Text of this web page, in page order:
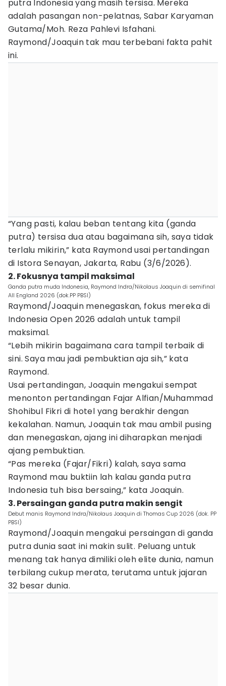
putra Indonesia yang masih tersisa. Mereka
adalah pasangan non-pelatnas, Sabar Karyaman
Gutama/Moh. Reza Pahlevi Isfahani.
Raymond/Joaquin tak mau terbebani fakta pahit
ini.
“Yang pasti, kalau beban tentang kita (ganda
putra) tersisa dua atau bagaimana sih, saya tidak
terlalu mikirin,” kata Raymond usai pertandingan
di Istora Senayan, Jakarta, Rabu (3/6/2026).
2. Fokusnya tampil maksimal
Ganda putra muda Indonesia, Raymond Indra/Nikolaus Joaquin di semifinal
All England 2026 (dok.PP PBSI)
Raymond/Joaquin menegaskan, fokus mereka di
Indonesia Open 2026 adalah untuk tampil
maksimal.
“Lebih mikirin bagaimana cara tampil terbaik di
sini. Saya mau jadi pembuktian aja sih,” kata
Raymond.
Usai pertandingan, Joaquin mengakui sempat
menonton pertandingan Fajar Alfian/Muhammad
Shohibul Fikri di hotel yang berakhir dengan
kekalahan. Namun, Joaquin tak mau ambil pusing
dan menegaskan, ajang ini diharapkan menjadi
ajang pembuktian.
“Pas mereka (Fajar/Fikri) kalah, saya sama
Raymond mau buktiin lah kalau ganda putra
Indonesia tuh bisa bersaing,” kata Joaquin.
3. Persaingan ganda putra makin sengit
Debut manis Raymond Indra/Nikolaus Joaquin di Thomas Cup 2026 (dok. PP
PBSI)
Raymond/Joaquin mengakui persaingan di ganda
putra dunia saat ini makin sulit. Peluang untuk
menang tak hanya dimiliki oleh elite dunia, namun
terbilang cukup merata, terutama untuk jajaran
32 besar dunia.